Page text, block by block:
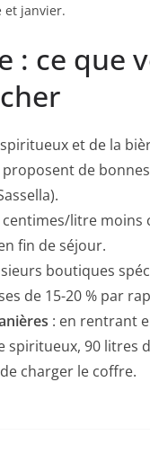
et janvier.
: ce que
et de la
proposent de
litre moins
fin de séjour.
boutiques
de 15-20 % par
: en rentrant
spiritueux, 90 litres
charger le coffre.